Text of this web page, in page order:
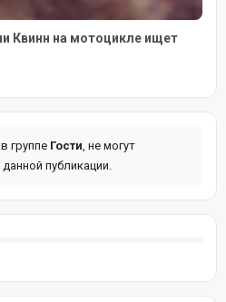
Квинн на мотоцикле ищет
группе Гости, не могут
публикации.